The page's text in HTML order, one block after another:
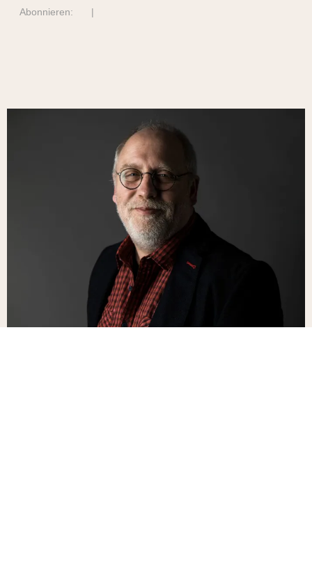
Abonnieren: |